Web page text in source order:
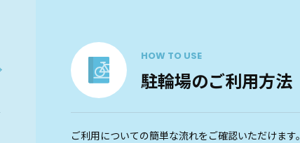
HOW TO USE
駐輪場のご利用方法
ご利用についての簡単な流れをご確認いただけます。